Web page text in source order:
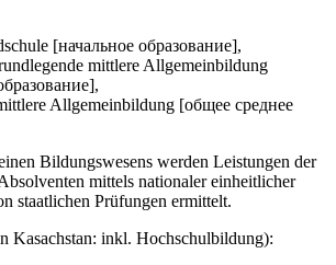
[начальное образование],
mittlere Allgemeinbildung
Allgemeinbildung [общее cреднее
Bildungswesens werden Leistungen der
mittels nationaler einheitlicher
staatlichen Prüfungen ermittelt.
Kasachstan: inkl. Hochschulbildung):